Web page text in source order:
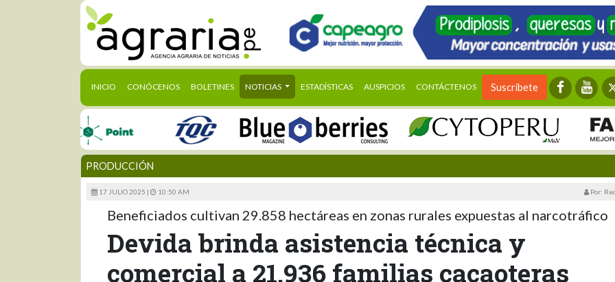
INICIO (CURRENT)
CONÓCENOS BOLETINES NOTICIAS ESTADÍSTICAS AUSPICIOS CONTÁCTENOS Suscríbete
PRODUCCIÓN
17 JULIO 2025 | 10:50 AM Por:
Beneficiados cultivan 29.858 hectáreas en zonas rurales expuestas al narcotráfico
Devida brinda asistencia técnica y
comercial a 21.936 familias cacaoteras